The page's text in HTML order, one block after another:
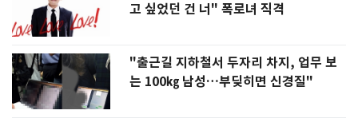
고 싶었던 건 너" 폭로녀 직격
"출근길 지하철서 두자리 차지, 업무 보
는 100㎏ 남성…부딪히면 신경질"